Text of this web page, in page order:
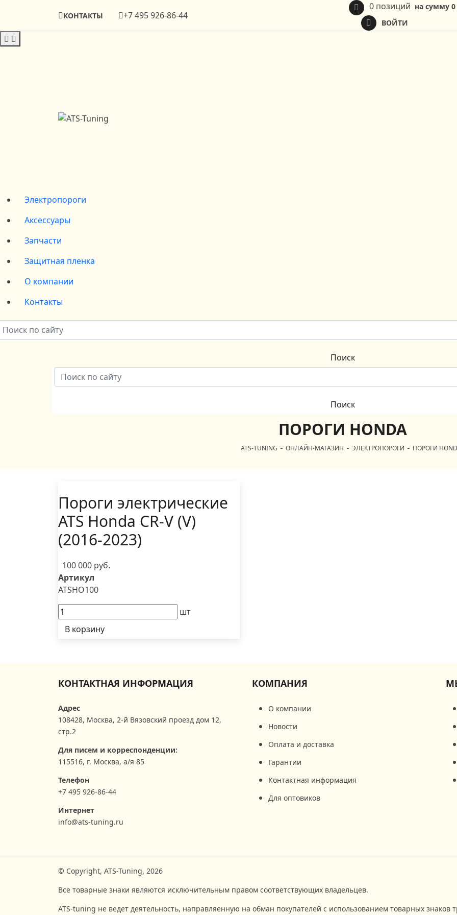
КОНТАКТЫ +7 495 926-86-44
0 позиций на сумму
ВОЙТИ
Электропороги
Аксессуары
Запчасти
Защитная пленка
О компании
Контакты
ПОРОГИ HONDA
ATS-TUNING ОНЛАЙН-МАГАЗИН ЭЛЕКТРОПОРОГИ ПОРОГИ
Пороги электрические
ATS Honda CR-V (V)
(2016-2023)
100 000 руб.
Артикул
ATSHO100
шт
В корзину
КОНТАКТНАЯ ИНФОРМАЦИЯ
Адрес
108428, Москва, 2-й Вязовский проезд дом 12,
стр.2
Для писем и корреспонденции:
115516, г. Москва, а/я 85
Телефон
+7 495 926-86-44
Интернет
info@ats-tuning.ru
КОМПАНИЯ
О компании
Новости
Оплата и доставка
Гарантии
Контактная информация
Для оптовиков
© Copyright, ATS-Tuning, 2026
Все товарные знаки являются исключительным правом соответствующих владельцев.
ATS-tuning не ведет деятельность, направляенную на обман покупателей с использованием товарных знаков